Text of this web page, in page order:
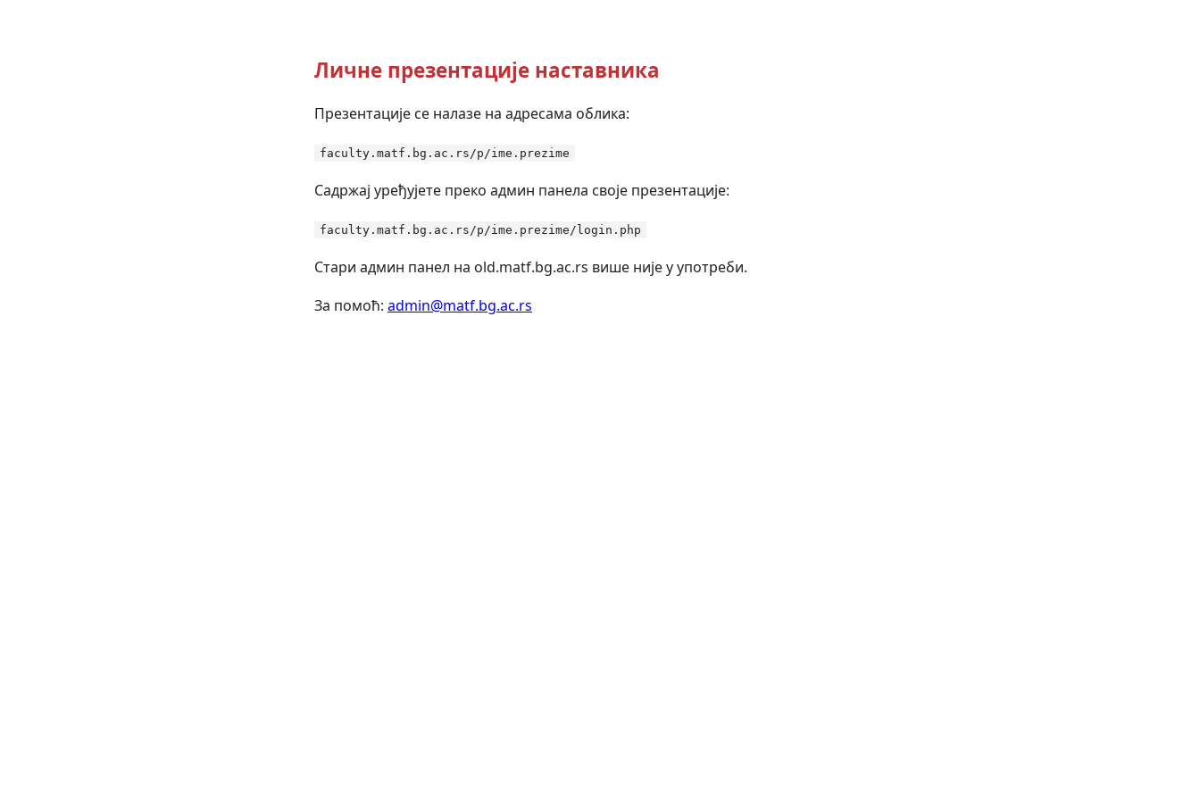
Личне презентације наставника
Презентације се налазе на адресама облика:
faculty.matf.bg.ac.rs/p/ime.prezime
Садржај уређујете преко админ панела своје презентације:
faculty.matf.bg.ac.rs/p/ime.prezime/login.php
Стари админ панел на old.matf.bg.ac.rs више није у употреби.
За помоћ: admin@matf.bg.ac.rs